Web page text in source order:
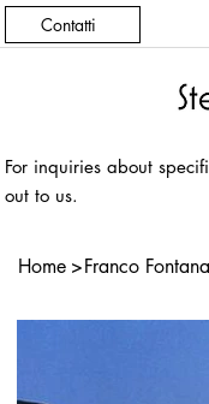
Contatti
For inquiries about
out to us.
Home >Franco